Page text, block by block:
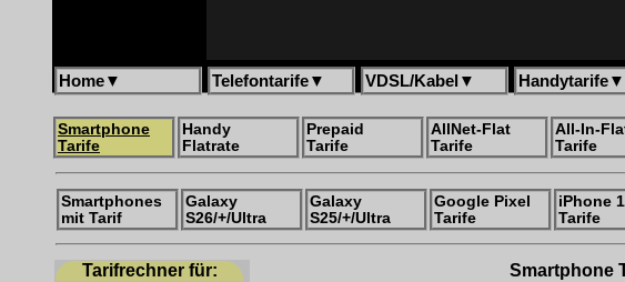
Home▼ Telefontarife▼ VDSL/Kabel ▼ Handytarife▼
Smartphone
Tarife
Handy
Flatrate
Prepaid
Tarife
AllNet-Flat
Tarife
All-In-
Tarife
Smartphones
mit Tarif
Galaxy
S26/+/Ultra
Galaxy
S25/+/Ultra
Google Pixel
Tarife
iPhone
Tarife
Tarifrechner für:
Smartphone